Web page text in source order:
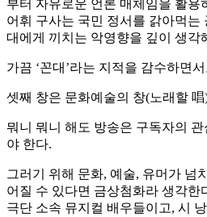
부터 자유로운 언론 매체임을 활용
어휘 구사는 국민 정서를 갉아먹는
대에게 끼치는 악영향을 깊이 생각
가끔 ‘꼰대’라는 지적을 감수하면
셋째 창은 문화예술의 창(노래할
뭐니 뭐니 해도 방송은 구독자의
야 한다.
그러기 위해 문화, 예술, 유머가 넘
어질 수 있다면 금상첨화라 생각한
극단 소속 뮤지컬 배우들이고, 시